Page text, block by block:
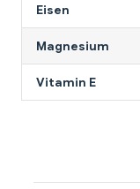
Eisen
Magnesium
Vitamin E